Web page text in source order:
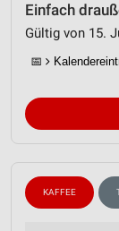
Einfach
Gültig von 15.
📅
KAFFEE